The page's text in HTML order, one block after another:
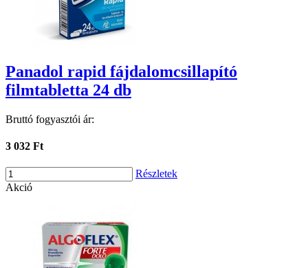
Panadol rapid fájdalomcsillapító
filmtabletta 24 db
Bruttó fogyasztói ár:
3 032 Ft
Részletek
Akció